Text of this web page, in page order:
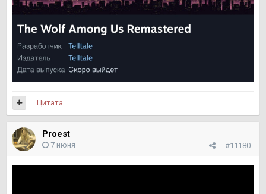
Цитата
Proest
#11180
7 июня